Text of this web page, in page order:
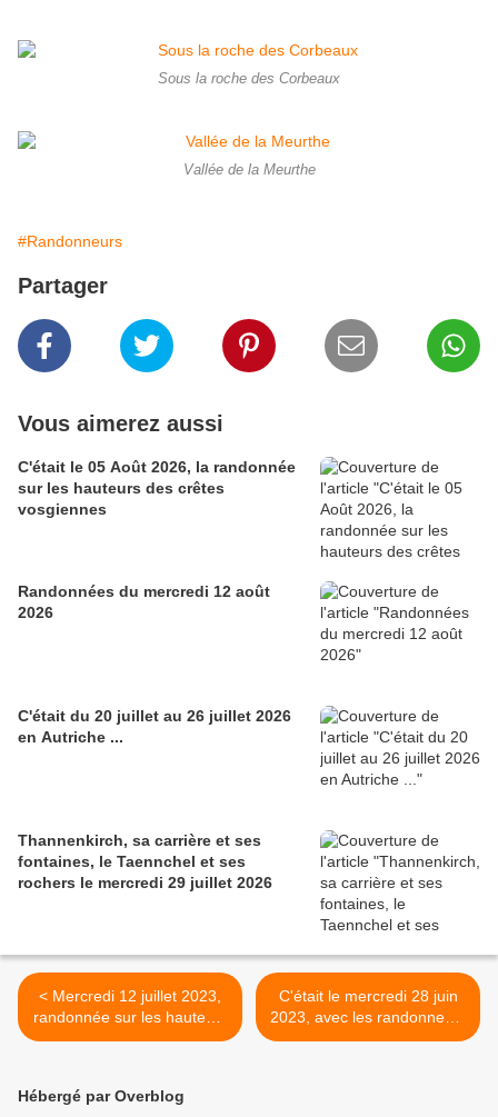
Sous la roche des Corbeaux
Vallée de la Meurthe
#Randonneurs
Partager
Vous aimerez aussi
C'était le 05 Août 2026, la randonnée
sur les hauteurs des crêtes
vosgiennes
Randonnées du mercredi 12 août
2026
C'était du 20 juillet au 26 juillet 2026
en Autriche ...
Thannenkirch, sa carrière et ses
fontaines, le Taennchel et ses
rochers le mercredi 29 juillet 2026
< Mercredi 12 juillet 2023,
randonnée sur les hauteurs
de Ste Croix aux mines
C'était le mercredi 28 juin
2023, avec les randonneurs
>
Hébergé par Overblog